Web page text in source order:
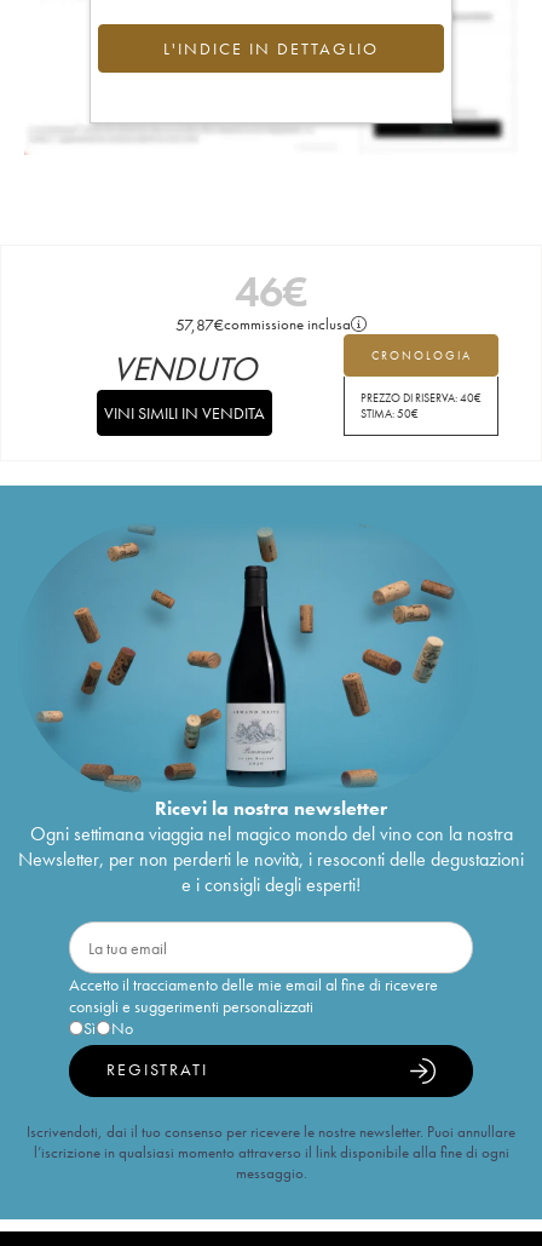
L'INDICE IN DETTAGLIO
46€
57,87€commissione inclusa
CRONOLOGIA
PREZZO DI RISERVA:40€
STIMA:50€
VENDUTO
VINI SIMILI IN VENDITA
Ricevi la nostra newsletter
Ogni settimana viaggia nel magico mondo del vino con la nostra
Newsletter, per non perderti le novità, i resoconti delle degustazioni
e i consigli degli esperti!
Accetto il tracciamento delle mie email al fine di ricevere
consigli e suggerimenti personalizzati
Sì
No
REGISTRATI
Iscrivendoti, dai il tuo consenso per ricevere le nostre newsletter. Puoi annullare
l’iscrizione in qualsiasi momento attraverso il link disponibile alla fine di ogni
messaggio.